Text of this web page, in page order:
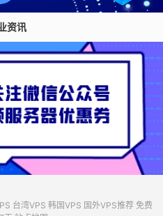
资讯
台湾VPS 韩国VPS 国外VPS推荐 免费